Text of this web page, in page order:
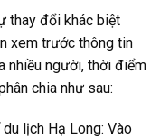
thay đổi khác biệt
xem trước thông tin
nhiều người, thời điểm
chia như sau:
lịch Hạ Long: Vào